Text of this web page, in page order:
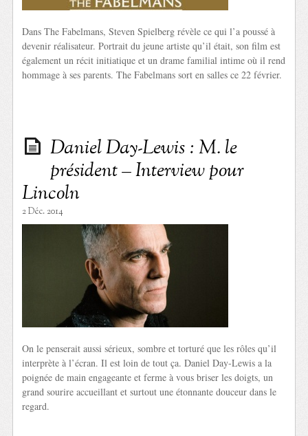
Dans The Fabelmans, Steven Spielberg révèle ce qui l’a poussé à
devenir réalisateur. Portrait du jeune artiste qu’il était, son film est
également un récit initiatique et un drame familial intime où il rend
hommage à ses parents. The Fabelmans sort en salles ce 22 février.
Daniel Day-Lewis : M. le
président – Interview pour
Lincoln
2 Déc. 2014
On le penserait aussi sérieux, sombre et torturé que les rôles qu’il
interprète à l’écran. Il est loin de tout ça. Daniel Day-Lewis a la
poignée de main engageante et ferme à vous briser les doigts, un
grand sourire accueillant et surtout une étonnante douceur dans le
regard.